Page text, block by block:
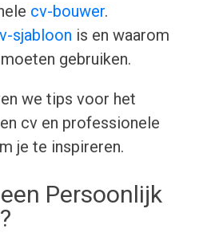
cv-bouwer.
sjabloon is en waarom
gebruiken.
we tips voor het
cv en professionele
je te inspireren.
Persoonlijk